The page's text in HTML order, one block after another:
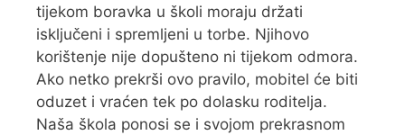
tijekom boravka u školi moraju držati
isključeni i spremljeni u torbe. Njihovo
korištenje nije dopušteno ni tijekom odmora.
Ako netko prekrši ovo pravilo, mobitel će biti
oduzet i vraćen tek po dolasku roditelja.
Naša škola ponosi se i svojom prekrasnom